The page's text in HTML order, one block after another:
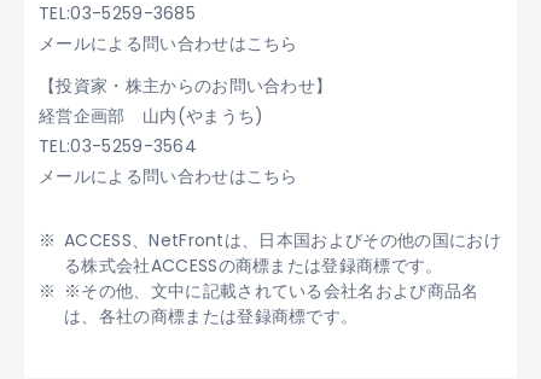
TEL:03-5259-3685
メールによる問い合わせはこちら
【投資家・株主からのお問い合わせ】
経営企画部 山内(やまうち)
TEL:03-5259-3564
メールによる問い合わせはこちら
ACCESS、NetFrontは、日本国およびその他の国におけ
る株式会社ACCESSの商標または登録商標です。
※その他、文中に記載されている会社名および商品名
は、各社の商標または登録商標です。